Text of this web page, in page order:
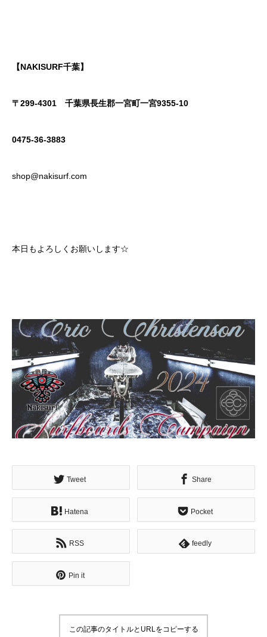
【NAKISURF千葉】
〒299-4301 千葉県長生郡一宮町一宮9355-10
0475-36-3883
shop@nakisurf.com
本日もよろしくお願いします☆
Tweet Share
Hatena Pocket
RSS feedly
Pin it
この記事のタイトルとURLをコピーする